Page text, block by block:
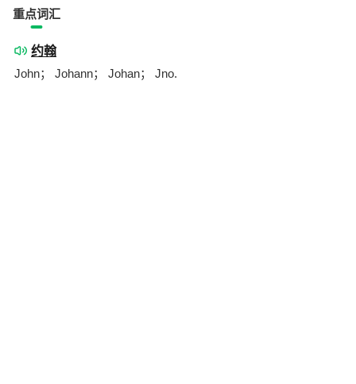
重点词汇
约翰
John； Johann； Johan； Jno.